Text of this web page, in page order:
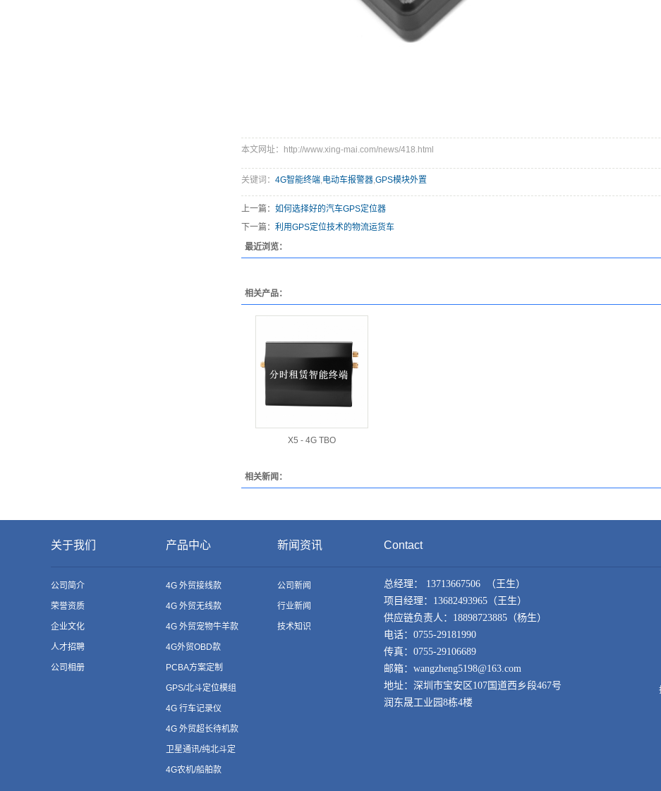
本文网址：http://www.xing-mai.com/news/418.html
关键词： 4G智能终端,电动车报警器,GPS模块外置
上一篇： 如何选择好的汽车GPS定位器
下一篇： 利用GPS定位技术的物流运货车
最近浏览：
相关产品：
X5 - 4G TBO
相关新闻：
关于我们
公司简介
荣誉资质
企业文化
人才招聘
公司相册
产品中心
4G 外贸接线款
4G 外贸无线款
4G 外贸宠物牛羊款
4G外贸OBD款
PCBA方案定制
GPS/北斗定位模组
4G 行车记录仪
4G 外贸超长待机款
卫星通讯/纯北斗定
位
4G农机/船舶款
新闻资讯
公司新闻
行业新闻
技术知识
Contact
总经理： 13713667506 （王生）
项目经理：13682493965（王生）
供应链负责人：18898723885（杨生）
电话：0755-29181990
传真：0755-29106689
邮箱：wangzheng5198@163.com
地址：深圳市宝安区107国道西乡段467号
润东晟工业园8栋4楼